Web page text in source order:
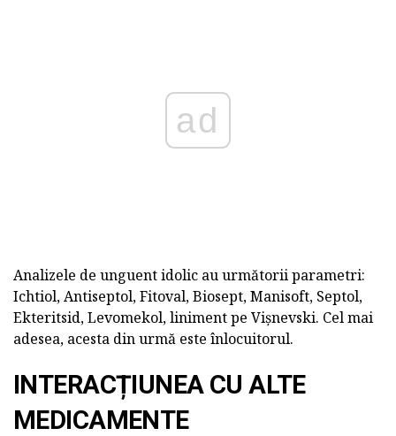
ad
Analizele de unguent idolic au următorii parametri:
Ichtiol, Antiseptol, Fitoval, Biosept, Manisoft, Septol,
Ekteritsid, Levomekol, liniment pe Vișnevski. Cel mai
adesea, acesta din urmă este înlocuitorul.
INTERACȚIUNEA CU ALTE
MEDICAMENTE